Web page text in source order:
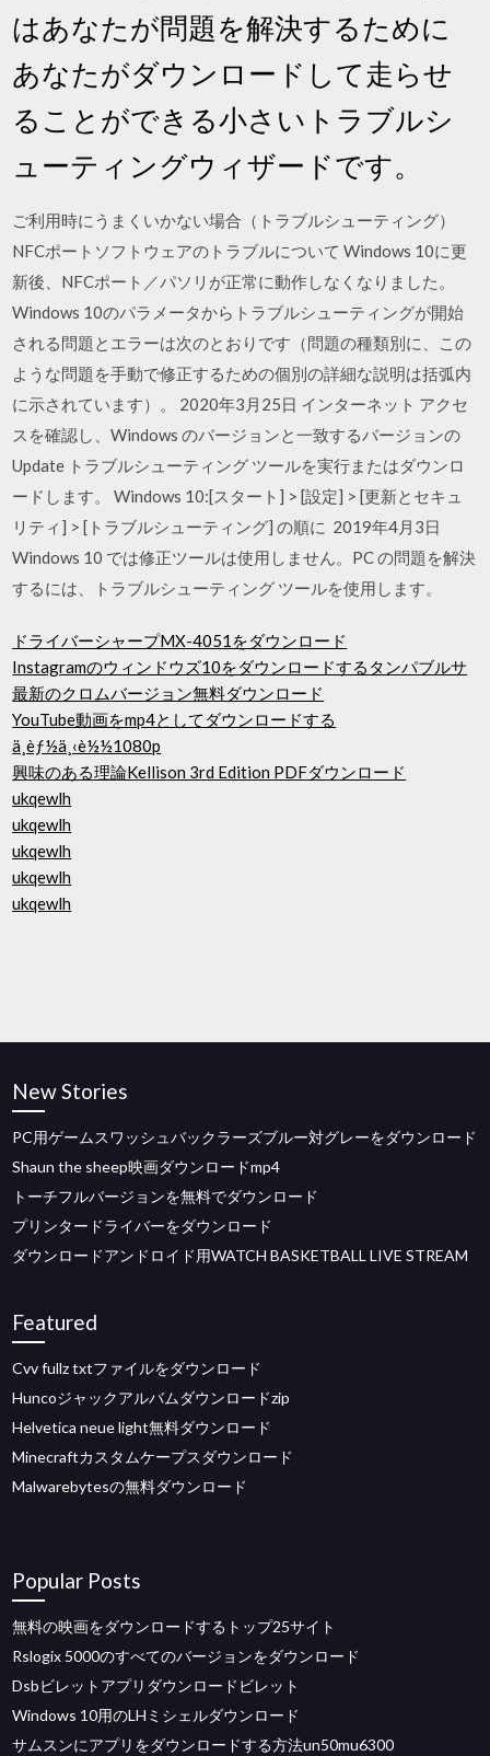
はあなたが問題を解決するために
あなたがダウンロードして走らせ
ることができる小さいトラブルシ
ューティングウィザードです。
ご利用時にうまくいかない場合（トラブルシューティング）
NFCポートソフトウェアのトラブルについて Windows 10に更
新後、NFCポート／パソリが正常に動作しなくなりました。
Windows 10のパラメータからトラブルシューティングが開始
される問題とエラーは次のとおりです（問題の種類別に、この
ような問題を手動で修正するための個別の詳細な説明は括弧内
に示されています）。 2020年3月25日 インターネット アクセ
スを確認し、Windows のバージョンと一致するバージョンの
Update トラブルシューティング ツールを実行またはダウンロ
ードします。 Windows 10:[スタート] > [設定] > [更新とセキュ
リティ] > [トラブルシューティング] の順に 2019年4月3日
Windows 10 では修正ツールは使用しません。PC の問題を解決
するには、トラブルシューティング ツールを使用します。
ドライバーシャープMX-4051をダウンロード
Instagramのウィンドウズ10をダウンロードするタンパブルサ
最新のクロムバージョン無料ダウンロード
YouTube動画をmp4としてダウンロードする
ä¸èƒ½ä¸‹è½½1080p
興味のある理論Kellison 3rd Edition PDFダウンロード
ukqewlh
ukqewlh
ukqewlh
ukqewlh
ukqewlh
New Stories
PC用ゲームスワッシュバックラーズブルー対グレーをダウンロード
Shaun the sheep映画ダウンロードmp4
トーチフルバージョンを無料でダウンロード
プリンタードライバーをダウンロード
ダウンロードアンドロイド用WATCH BASKETBALL LIVE STREAM
Featured
Cvv fullz txtファイルをダウンロード
Huncoジャックアルバムダウンロードzip
Helvetica neue light無料ダウンロード
Minecraftカスタムケープスダウンロード
Malwarebytesの無料ダウンロード
Popular Posts
無料の映画をダウンロードするトップ25サイト
Rslogix 5000のすべてのバージョンをダウンロード
Dsbビレットアプリダウンロードビレット
Windows 10用のLHミシェルダウンロード
サムスンにアプリをダウンロードする方法un50mu6300